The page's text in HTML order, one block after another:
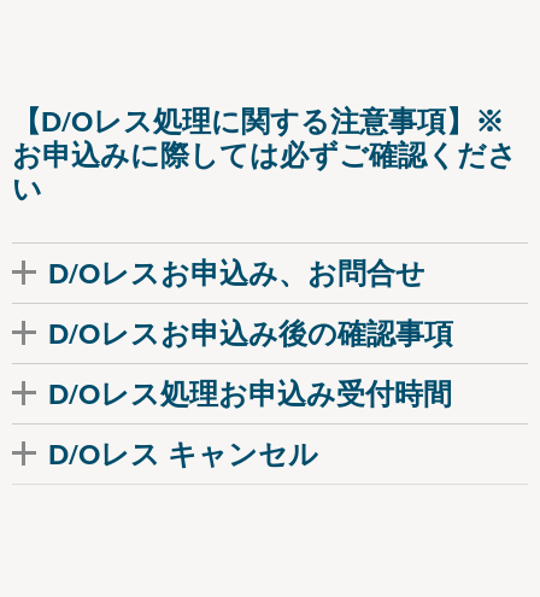
【D/Oレス処理に関する注意事項】※
お申込みに際しては必ずご確認くださ
い
D/Oレスお申込み、お問合せ
D/Oレスお申込み後の確認事項
D/Oレス処理お申込み受付時間
D/Oレス キャンセル